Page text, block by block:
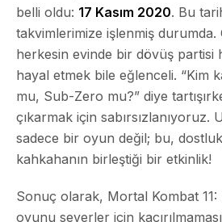
belli oldu: 17 Kasım 2020. Bu
takvimlerimize işlenmiş durumda.
herkesin evinde bir dövüş partisi
hayal etmek bile eğlenceli. “Kim
mu, Sub-Zero mu?” diye
çıkarmak için sabırsızlanıyoruz.
sadece bir oyun değil; bu,
kahkahanın birleştiği bir etkinlik!
Sonuç olarak, Mortal Kombat
oyunu severler için